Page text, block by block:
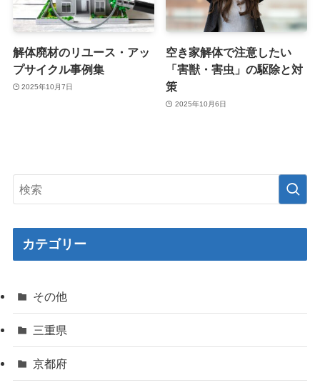
解体廃材のリユース・アッ
プサイクル事例集
2025年10月7日
空き家解体で注意したい
「害獣・害虫」の駆除と対
策
2025年10月6日
カテゴリー
その他
三重県
京都府